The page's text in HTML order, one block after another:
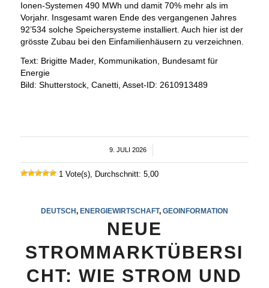
Ionen-Systemen 490 MWh und damit 70% mehr als im
Vorjahr. Insgesamt waren Ende des vergangenen Jahres
92’534 solche Speichersysteme installiert. Auch hier ist der
grösste Zubau bei den Einfamilienhäusern zu verzeichnen.
Text: Brigitte Mader, Kommunikation, Bundesamt für
Energie
Bild: Shutterstock, Canetti, Asset-ID: 2610913489
9. JULI 2026
1 Vote(s), Durchschnitt: 5,00
DEUTSCH, ENERGIEWIRTSCHAFT, GEOINFORMATION
NEUE
STROMMARKTÜBERSI
CHT: WIE STROM UND